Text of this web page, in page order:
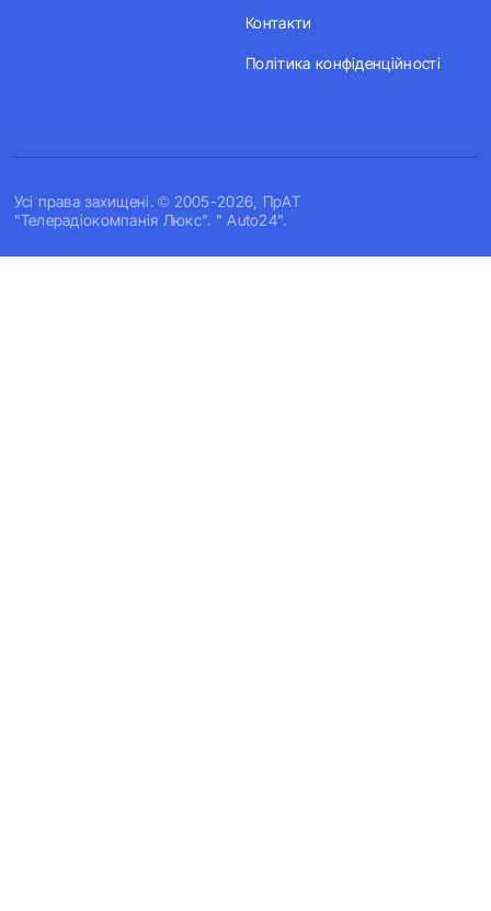
Усi права захищенi. © 2005-2026, ПрАТ
"Телерадіокомпанія Люкс". " Auto24".
Контакти
Політика конфіденційності